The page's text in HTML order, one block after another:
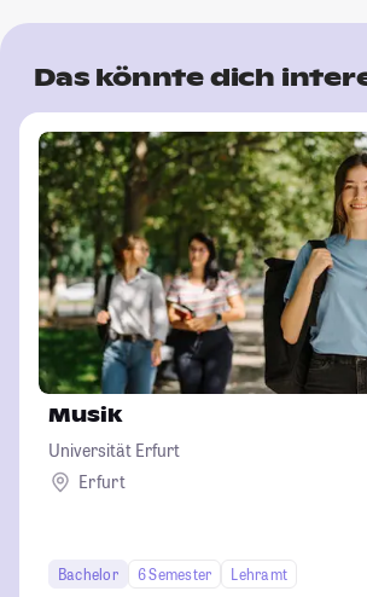
Das könnte dich
Musik
Universität Erfurt
Erfurt
Bachelor 6 Semester
Lehramt